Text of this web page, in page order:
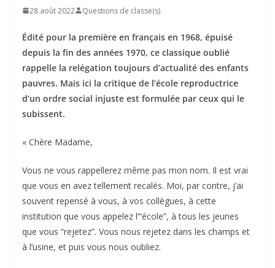
28 août 2022 Questions de classe(s)
Édité pour la première en français en 1968, épuisé
depuis la fin des années 1970, ce classique oublié
rappelle la relégation toujours d’actualité des enfants
pauvres. Mais ici la critique de l’école reproductrice
d’un ordre social injuste est formulée par ceux qui le
subissent.
« Chère Madame,
Vous ne vous rappellerez même pas mon nom. Il est vrai
que vous en avez tellement recalés. Moi, par contre, j’ai
souvent repensé à vous, à vos collègues, à cette
institution que vous appelez l’“école”, à tous les jeunes
que vous “rejetez”. Vous nous rejetez dans les champs et
à l’usine, et puis vous nous oubliez.